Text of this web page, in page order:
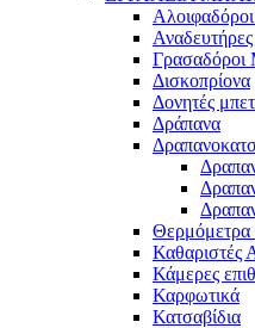
Γρασαδόροι
Δισκοπρίονα
Δονητές
Δράπανα
Θερμόμετρα
Καθαριστές
Κάμερες
Καρφωτικά
Κατσαβίδια